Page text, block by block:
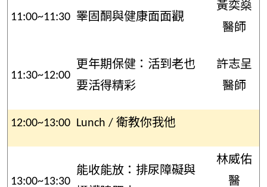
11:00~11:30 睪固酮與健康面面觀
黃奕燊
醫師
11:30~12:00
更年期保健：活到老也
要活得精彩
許志呈
醫師
12:00~13:00 Lunch / 衛教你我他
13:00~13:30
能收能放：排尿障礙與
林威佑
醫